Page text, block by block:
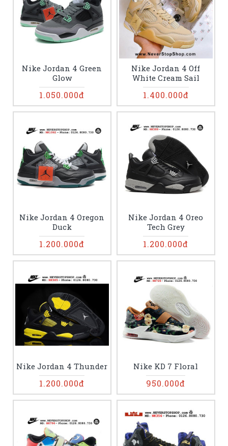
Nike Jordan 4 Green
Glow
1.050.000đ
Nike Jordan 4 Off
White Cream Sail
1.400.000đ
Nike Jordan 4 Oregon
Duck
1.200.000đ
Nike Jordan 4 Oreo
Tech Grey
1.200.000đ
Nike Jordan 4 Thunder
1.200.000đ
Nike KD 7 Floral
950.000đ